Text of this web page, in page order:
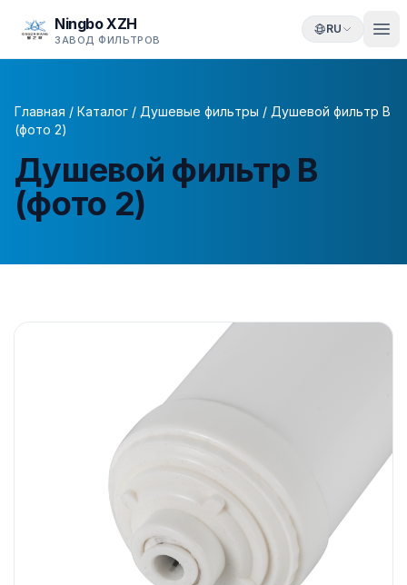
Ningbo XZH
ЗАВОД ФИЛЬТРОВ
RU
Главная / Каталог / Душевые фильтры / Душевой фильтр B
(фото 2)
Душевой фильтр B
(фото 2)